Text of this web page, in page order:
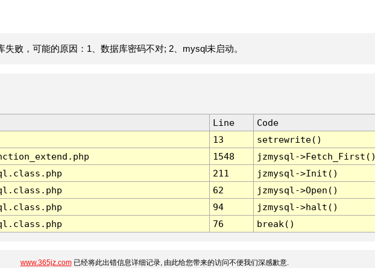
败，可能的原因：1、数据库密码不对; 2、mysql未启动。
Line
Code
13
setrewrite()
1548
jzmysql-
211
jzmysql->Init()
62
jzmysql->Open()
94
jzmysql->halt()
76 break()
www.365jz.com已经将此出错信息详细记录, 由此给您带来的访问不便我们深感歉意.